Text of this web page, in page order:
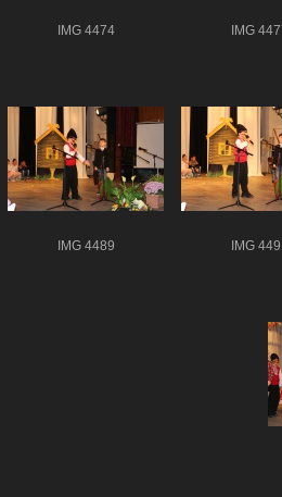
IMG 4474 IMG
IMG 4489 IMG